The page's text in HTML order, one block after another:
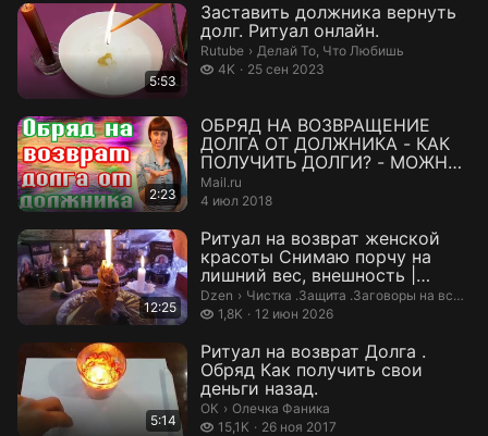
5:53
Заставить должника вернуть
долг. Ритуал онлайн.
Rutube › Делай То, Что Любишь.
Делай То, Что Любишь
4K
4 тысячи просмотров
25 сен 2023
2:23
ОБРЯД НА ВОЗВРАЩЕНИЕ
ДОЛГА ОТ ДОЛЖНИКА - КАК
ПОЛУЧИТЬ ДОЛГИ? - МОЖНО
ЛИ ВЕРНУТЬ ДЕНЬГ...
Mail.ru
4 июл 2018
12:25
Ритуал на возврат женской
красоты Снимаю порчу на
лишний вес, внешность |
Чистка .За...
Dzen › Чистка .Защита .Заговоры на все
Чистка .Защита .Заговоры на все случаи жизни.
1,8K
1,8 тысяч просмотров
12 июн 2026
5:14
Ритуал на возврат Долга .
Обряд Как получить свои
деньги назад.
ОК › Олечка Фаника.
Олечка Фаника
15,1K
15,1 тысяч просмотров
26 ноя 2017